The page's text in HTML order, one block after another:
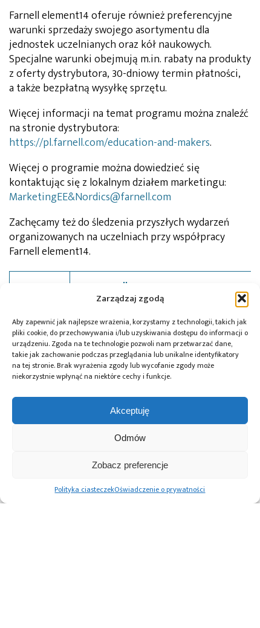
Zarządzaj zgodą
Aby zapewnić jak najlepsze wrażenia, korzystamy z technologii, takich jak
pliki cookie, do przechowywania i/lub uzyskiwania dostępu do informacji o
urządzeniu. Zgoda na te technologie pozwoli nam przetwarzać dane,
takie jak zachowanie podczas przeglądania lub unikalne identyfikatory
na tej stronie. Brak wyrażenia zgody lub wycofanie zgody może
niekorzystnie wpłynąć na niektóre cechy i funkcje.
Akceptuję
Odmów
Zobacz preferencje
Polityka ciasteczekOświadczenie o prywatności
Farnell element14 oferuje również preferencyjne
warunki sprzedaży swojego asortymentu dla
jednostek uczelnianych oraz kół naukowych.
Specjalne warunki obejmują m.in. rabaty na produkty
z oferty dystrybutora, 30-dniowy termin płatności,
a także bezpłatną wysyłkę sprzętu.
Więcej informacji na temat programu można znaleźć
na stronie dystrybutora:
https://pl.farnell.com/education-and-makers.
Więcej o programie można dowiedzieć się
kontaktując się z lokalnym działem marketingu:
MarketingEE&Nordics@farnell.com
Zachęcamy też do śledzenia przyszłych wydarzeń
organizowanych na uczelniach przy współpracy
Farnell element14.
Farnell, An Avnet Company
Tagi:Farnell element14,seminiarum,uczelnie
Automatyzacja
Paweł Pieczul:
Prototypowanie